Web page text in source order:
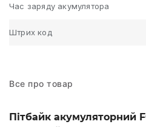
Час заряду акумулятора
Штрих код
Все про товар
Пітбайк акумуляторний